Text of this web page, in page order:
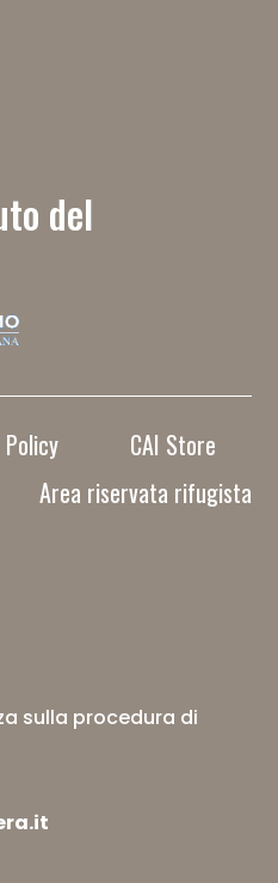
del
CAI Store
Area riservata rifugista
sulla procedura di